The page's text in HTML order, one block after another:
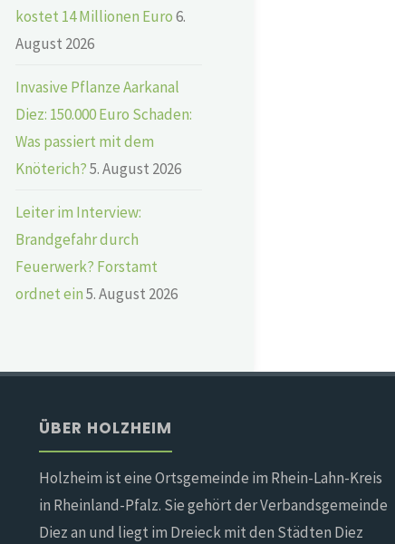
kostet 14 Millionen Euro6.
August 2026
Invasive Pflanze Aarkanal
Diez: 150.000 Euro Schaden:
Was passiert mit dem
Knöterich?5. August 2026
Leiter im Interview:
Brandgefahr durch
Feuerwerk? Forstamt
ordnet ein5. August 2026
ÜBER HOLZHEIM
Holzheim ist eine Ortsgemeinde im Rhein-Lahn-Kreis
in Rheinland-Pfalz. Sie gehört der Verbandsgemeinde
Diez an und liegt im Dreieck mit den Städten Diez